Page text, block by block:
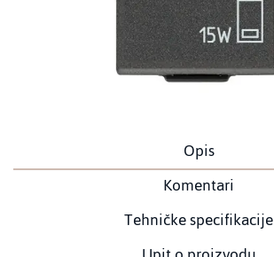
Opis
Komentari
Tehničke specifikacije